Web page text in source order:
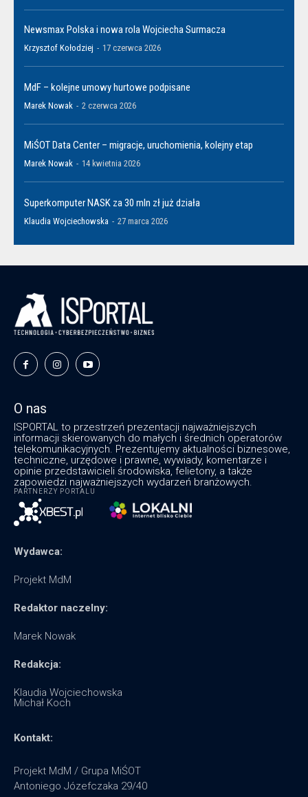
Newsmax Polska i nowa rola Wojciecha Surmacza
Krzysztof Kołodziej - 17 czerwca 2026
MdF – kolejne umowy hurtowe podpisane
Marek Nowak - 2 czerwca 2026
MiŚOT Data Center – migracje, uruchomienia, kolejny etap
Marek Nowak - 14 kwietnia 2026
Superkomputer NASK za 30 mln zł już działa
Klaudia Wojciechowska - 27 marca 2026
O nas
ISPORTAL to przestrzeń prezentacji najważniejszych
informacji skierowanych do małych i średnich operatorów
telekomunikacyjnych. Prezentujemy aktualności biznesowe,
techniczne, urzędowe i prawne, wywiady, komentarze i
opinie przedstawicieli środowiska, felietony, a także
zapowiedzi najważniejszych wydarzeń branżowych.
PARTNERZY PORTALU
Wydawca:
Projekt MdM
Redaktor naczelny:
Marek Nowak
Redakcja:
Klaudia Wojciechowska
Michał Koch
Kontakt:
Projekt MdM / Grupa MiŚOT
Antoniego Józefczaka 29/40